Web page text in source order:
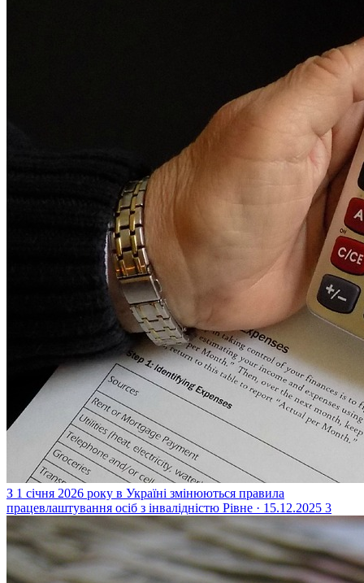
З 1 січня 2026 року в Україні змінюються правила
працевлаштування осіб з інвалідністю Рівне · 15.12.2025 3